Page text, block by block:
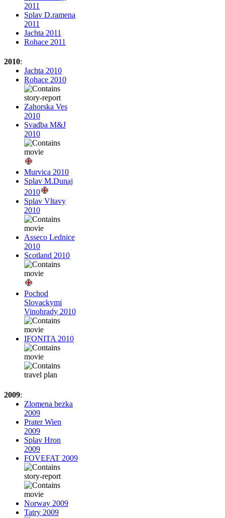
2011
Splav D.ramena
2011
Jachta 2011
Rohace 2011
2010:
Jachta 2010
Rohace 2010
Zahorska Ves
2010
Svadba M&J
2010
Murvica 2010
Splav M.Dunaj
2010
Splav Vltavy
2010
Asseco Lednice
2010
Scotland 2010
Pochod
Slovackymi
Vinohrady 2010
IFONITA 2010
2009:
Zlomena bezka
2009
Prater Wien
2009
Splav Hron
2009
FOVEFAT 2009
Norway 2009
Tatry 2009